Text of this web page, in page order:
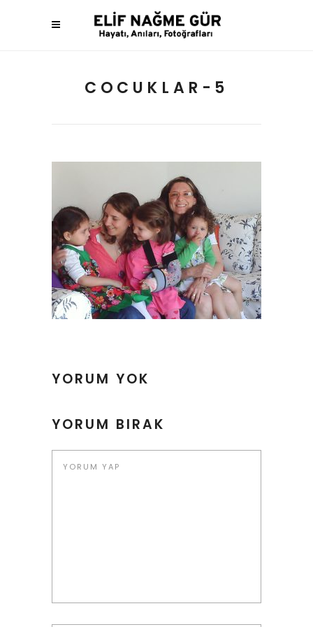
COCUKLAR-5
YORUM YOK
YORUM BIRAK